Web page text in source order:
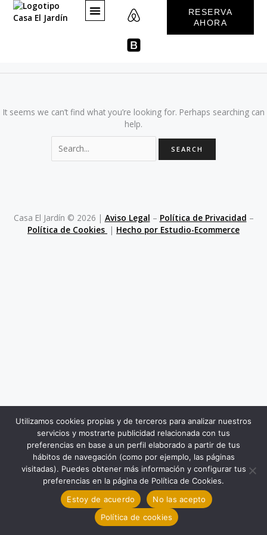
Skip
A
i
r
b
B
o
o
t
a
p
RESERVA
AHORA
It seems we can’t find what you’re looking for. Perhaps searching can
help.
Search
for:
Casa El Jardín © 2026 | Aviso Legal – Política de Privacidad –
Política de Cookies | Hecho por Estudio-Ecommerce
Utilizamos cookies propias y de terceros para analizar nuestros
servicios y mostrarte publicidad relacionada con tus
preferencias en base a un perfil elaborado a partir de tus
hábitos de navegación (como por ejemplo, las páginas
visitadas). Puedes obtener más información y configurar tus
preferencias en la página de Política de Cookies.
Estoy de acuerdo
No las acepto
Política de cookies